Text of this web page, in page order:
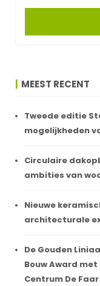
MEEST RECENT
Tweede editie
mogelijkheden
Circulaire
ambities van
Nieuwe
architecturale
De Gouden
Bouw Award
Centrum De Faar